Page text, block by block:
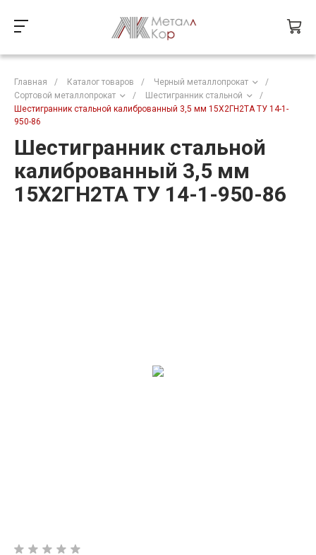
Главная / Каталог товаров / Черный металлопрокат
/
Сортовой металлопрокат
/ Шестигранник стальной
/
Шестигранник стальной калиброванный 3,5 мм 15Х2ГН2ТА ТУ 14-1-
950-86
Шестигранник стальной
калиброванный 3,5 мм
15Х2ГН2ТА ТУ 14-1-950-86